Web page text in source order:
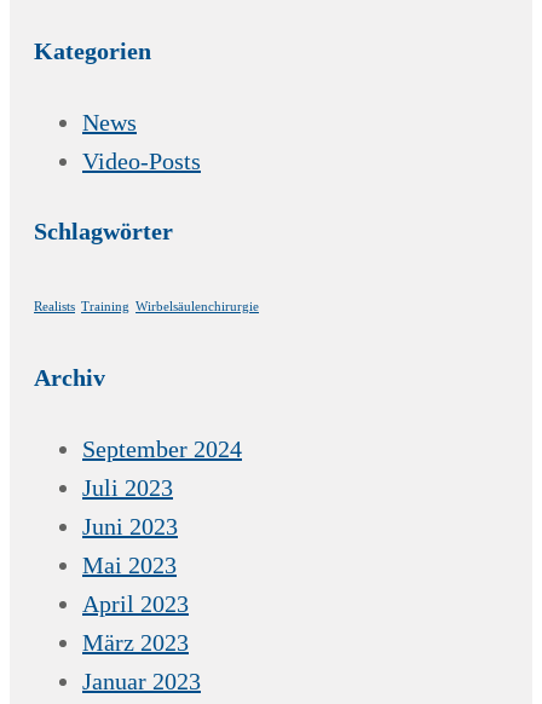
Kategorien
News
Video-Posts
Schlagwörter
Realists Training Wirbelsäulenchirurgie
Archiv
September 2024
Juli 2023
Juni 2023
Mai 2023
April 2023
März 2023
Januar 2023